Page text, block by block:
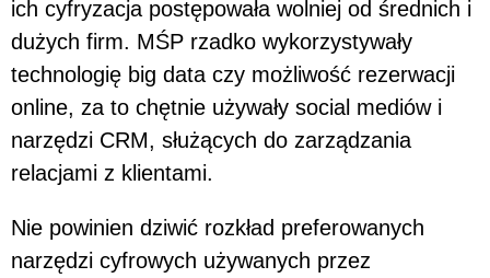
ich cyfryzacja postępowała wolniej od średnich i
dużych firm. MŚP rzadko wykorzystywały
technologię big data czy możliwość rezerwacji
online, za to chętnie używały social mediów i
narzędzi CRM, służących do zarządzania
relacjami z klientami.
Nie powinien dziwić rozkład preferowanych
narzędzi cyfrowych używanych przez